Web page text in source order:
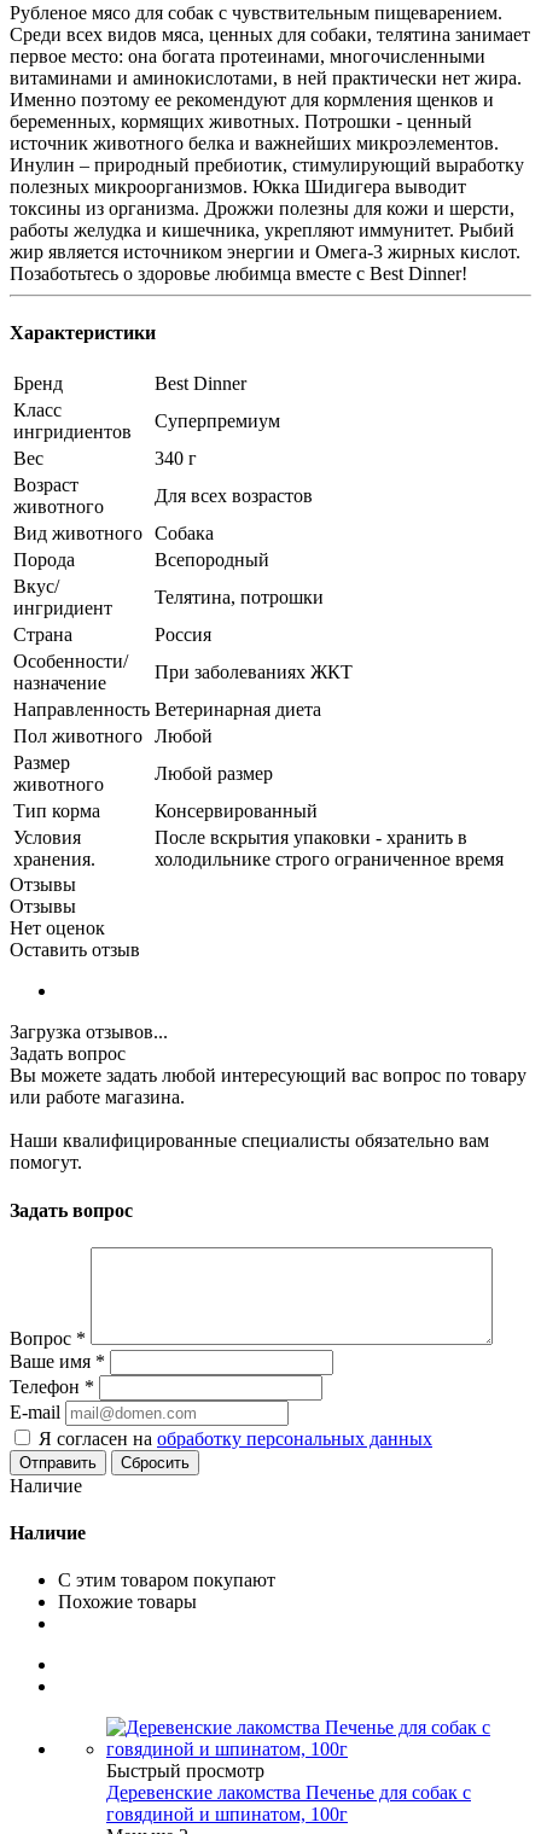
Рубленое мясо для собак с чувствительным пищеварением.
Среди всех видов мяса, ценных для собаки, телятина занимает
первое место: она богата протеинами, многочисленными
витаминами и аминокислотами, в ней практически нет жира.
Именно поэтому ее рекомендуют для кормления щенков и
беременных, кормящих животных. Потрошки - ценный
источник животного белка и важнейших микроэлементов.
Инулин – природный пребиотик, стимулирующий выработку
полезных микроорганизмов. Юкка Шидигера выводит
токсины из организма. Дрожжи полезны для кожи и шерсти,
работы желудка и кишечника, укрепляют иммунитет. Рыбий
жир является источником энергии и Омега-3 жирных кислот.
Позаботьтесь о здоровье любимца вместе с Best Dinner!
Характеристики
Бренд
Best Dinner
Класс
ингридиентов
Суперпремиум
Вес
340 г
Возраст
животного
Для всех возрастов
Вид животного Собака
Порода
Всепородный
Вкус/
ингридиент
Телятина, потрошки
Страна
Россия
Особенности/
назначение
При заболеваниях ЖКТ
Направленность Ветеринарная диета
Пол животного Любой
Размер
животного
Любой размер
Тип корма
Консервированный
Условия
хранения.
После вскрытия упаковки - хранить в
холодильнике строго ограниченное время
Отзывы
Отзывы
Нет оценок
Оставить отзыв
Загрузка отзывов...
Задать вопрос
Вы можете задать любой интересующий вас вопрос по товару
или работе магазина.
Наши квалифицированные специалисты обязательно вам
помогут.
Задать вопрос
Вопрос *
Ваше имя *
Телефон *
E-mail
Я согласен на обработку персональных данных
Сбросить
Наличие
Наличие
С этим товаром покупают
Похожие товары
Быстрый просмотр
Деревенские лакомства Печенье для собак с
говядиной и шпинатом, 100г